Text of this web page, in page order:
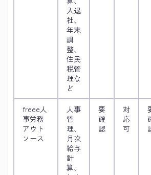
入退
社、
年末
調
整、
住民
税管
理な
ど
freee人
事労務
アウト
ソース
人事
管
理、
月次
給与
計
算、
要
確
認
対
応
可